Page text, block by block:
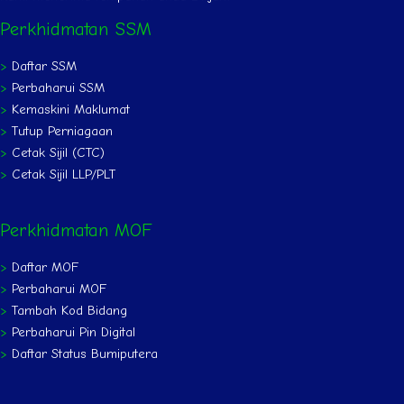
Perkhidmatan SSM
> Daftar SSM
> Perbaharui SSM
> Kemaskini Maklumat
> Tutup Perniagaan
> Cetak Sijil (CTC)
> Cetak Sijil LLP/PLT
Perkhidmatan MOF
> Daftar MOF
> Perbaharui MOF
> Tambah Kod Bidang
> Perbaharui Pin Digital
> Daftar Status Bumiputera